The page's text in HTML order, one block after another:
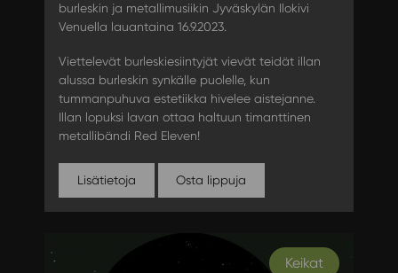
burleskin ja metallimusiikin Jyväskylän Ilokivi
Venuella lauantaina 16.9.2023.
Viettelevät burleskiesiintyjät vievät teidät illan
alussa burleskin synkälle puolelle, kun
tummanpuhuva estetiikka hivelee aistejanne.
Illan lopuksi lavan ottaa haltuun timanttinen
metallibändi Red Eleven!
Lisätietoja Osta lippuja
Keikat